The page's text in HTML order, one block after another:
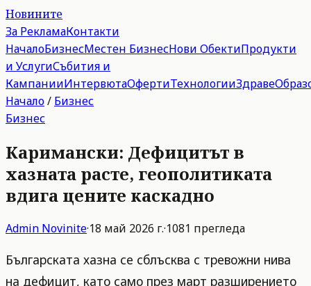
Новините
За РекламаКонтакти
НачалоБизнесМестен БизнесНови ОбектиПродукти
и УслугиСъбития и
КампанииИнтервютаОфертиТехнологииЗдраве
Начало/ Бизнес
Бизнес
Каримански: Дефицитът в
хазната расте, геополитиката
вдига цените каскадно
Admin Novinite·18 май 2026 г.·1081 прегледа
Българската хазна се сблъсква с тревожни нива
на дефицит, като само през март разширението